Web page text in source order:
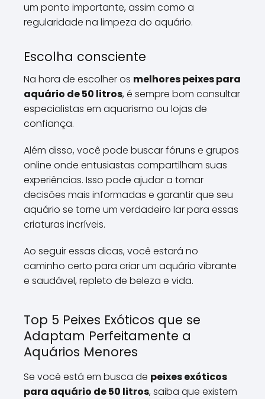
um ponto importante, assim como a
regularidade na limpeza do aquário.
Escolha consciente
Na hora de escolher os melhores peixes para
aquário de 50 litros, é sempre bom consultar
especialistas em aquarismo ou lojas de
confiança.
Além disso, você pode buscar fóruns e grupos
online onde entusiastas compartilham suas
experiências. Isso pode ajudar a tomar
decisões mais informadas e garantir que seu
aquário se torne um verdadeiro lar para essas
criaturas incríveis.
Ao seguir essas dicas, você estará no
caminho certo para criar um aquário vibrante
e saudável, repleto de beleza e vida.
Top 5 Peixes Exóticos que se
Adaptam Perfeitamente a
Aquários Menores
Se você está em busca de peixes exóticos
para aquário de 50 litros, saiba que existem